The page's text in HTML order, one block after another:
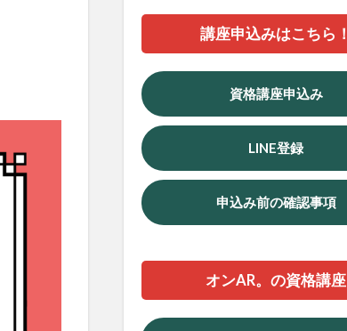
講座申込みはこちら！
資格講座申込み
LINE登録
申込み前の確認事項
オンAR。の資格講座